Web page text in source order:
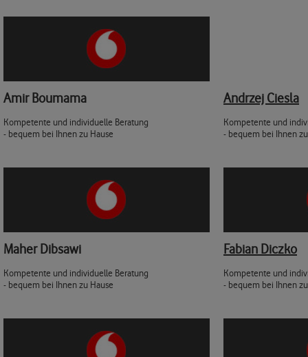
Amir Boumama
Kompetente und individuelle Beratung
- bequem bei Ihnen zu Hause
Andrzej Ciesla
Kompetente und
- bequem bei Ihnen
Maher Dibsawi
Kompetente und individuelle Beratung
- bequem bei Ihnen zu Hause
Fabian Diczko
Kompetente und
- bequem bei Ihnen